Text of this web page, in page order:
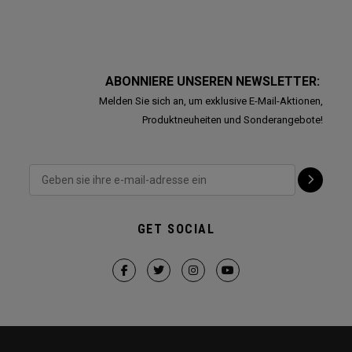
ABONNIERE UNSEREN NEWSLETTER:
Melden Sie sich an, um exklusive E-Mail-Aktionen,
Produktneuheiten und Sonderangebote!
GET SOCIAL